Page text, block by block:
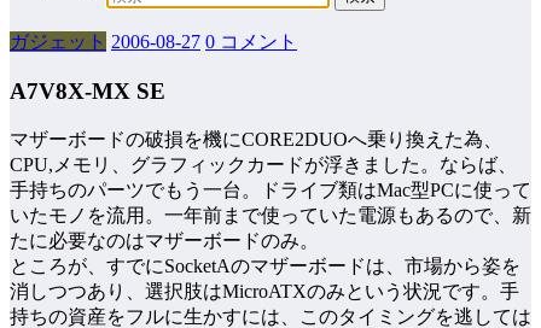
ガジェット 2006-08-27 0 コメント
A7V8X-MX SE
マザーボードの破損を機にCORE2DUOへ乗り換えた為、
CPU,メモリ、グラフィックカードが浮きました。ならば、
手持ちのパーツでもう一台。ドライブ類はMac型PCに使って
いたモノを流用。一年前まで使っていた電源もあるので、新
たに必要なのはマザーボードのみ。
ところが、すでにSocketAのマザーボードは、市場から姿を
消しつつあり、選択肢はMicroATXのみという状況です。手
持ちの資産をフルに生かすには、このタイミングを逃しては